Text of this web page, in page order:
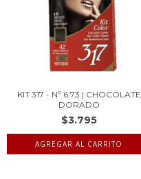
KIT 317 - Nº 6.73 | CHOCOLATE
DORADO
$3.795